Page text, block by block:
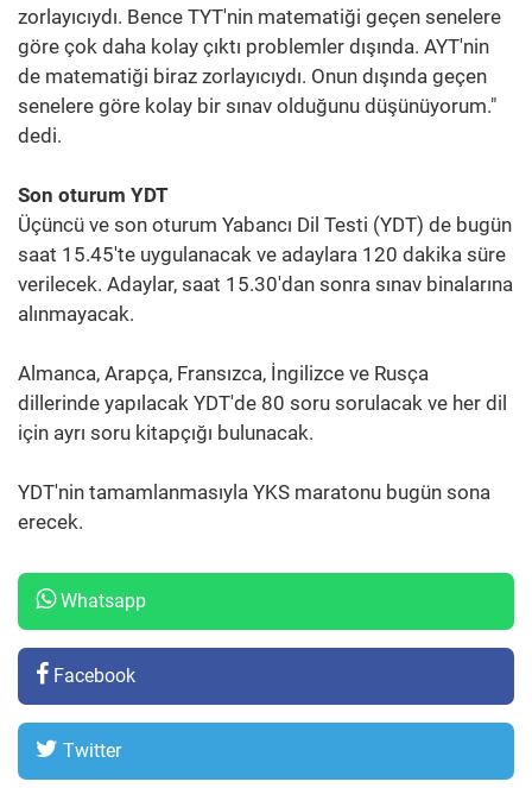
zorlayıcıydı. Bence TYT'nin matematiği geçen senelere
göre çok daha kolay çıktı problemler dışında. AYT'nin
de matematiği biraz zorlayıcıydı. Onun dışında geçen
senelere göre kolay bir sınav olduğunu düşünüyorum."
dedi.
Son oturum YDT
Üçüncü ve son oturum Yabancı Dil Testi (YDT) de bugün
saat 15.45'te uygulanacak ve adaylara 120 dakika süre
verilecek. Adaylar, saat 15.30'dan sonra sınav binalarına
alınmayacak.
Almanca, Arapça, Fransızca, İngilizce ve Rusça
dillerinde yapılacak YDT'de 80 soru sorulacak ve her dil
için ayrı soru kitapçığı bulunacak.
YDT'nin tamamlanmasıyla YKS maratonu bugün sona
erecek.
Whatsapp
Facebook
Twitter